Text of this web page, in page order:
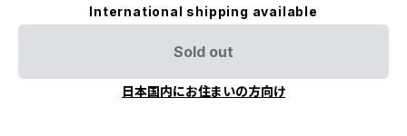
International shipping available
Sold out
日本国内にお住まいの方向け